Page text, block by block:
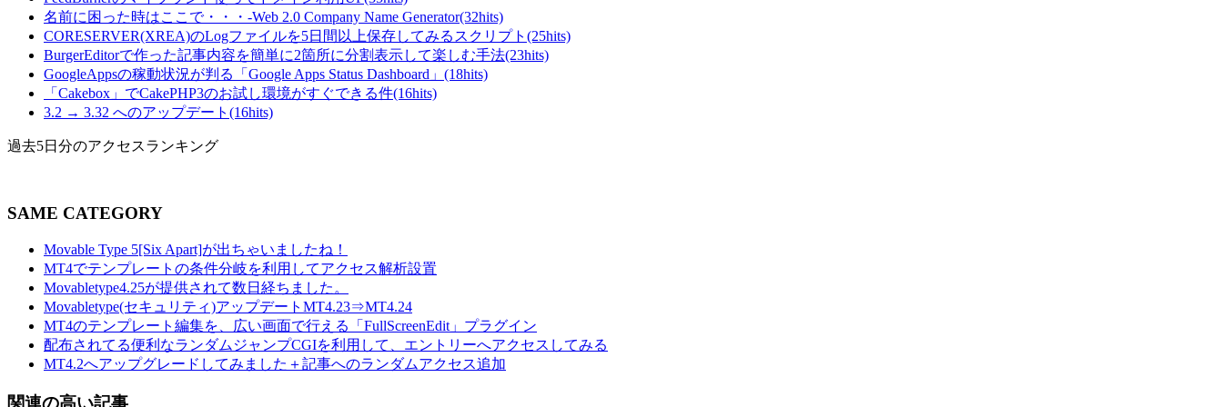
名前に困った時はここで・・・-Web 2.0 Company Name Generator(32hits)
CORESERVER(XREA)のLogファイルを5日間以上保存してみるスクリプト(25hits)
BurgerEditorで作った記事内容を簡単に2箇所に分割表示して楽しむ手法(23hits)
GoogleAppsの稼動状況が判る「Google Apps Status Dashboard」(18hits)
「Cakebox」でCakePHP3のお試し環境がすぐできる件(16hits)
3.2 → 3.32 へのアップデート(16hits)
過去5日分のアクセスランキング
SAME CATEGORY
Movable Type 5[Six Apart]が出ちゃいましたね！
MT4でテンプレートの条件分岐を利用してアクセス解析設置
Movabletype4.25が提供されて数日経ちました。
Movabletype(セキュリティ)アップデートMT4.23⇒MT4.24
MT4のテンプレート編集を、広い画面で行える「FullScreenEdit」プラグイン
配布されてる便利なランダムジャンプCGIを利用して、エントリーへアクセスしてみる
MT4.2へアップグレードしてみました＋記事へのランダムアクセス追加
関連の高い記事